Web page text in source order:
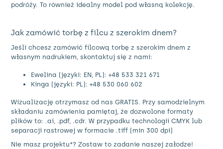
podróży. To również idealny model pod własną kolekcję.
Jak zamówić torbę z filcu z szerokim dnem?
Jeśli chcesz zamówić filcową torbę z szerokim dnem z
własnym nadrukiem, skontaktuj się z nami:
Ewelina (języki: EN, PL): +48 533 321 671
Kinga (języki: PL): +48 530 060 602
Wizualizację otrzymasz od nas GRATIS. Przy samodzielnym
składaniu zamówienia pamiętaj, że dozwolone formaty
plików to: .ai, .pdf, .cdr. W przypadku technologii CMYK lub
separacji rastrowej w formacie .tiff (min 300 dpi)
Nie masz projektu*? Zostaw to zadanie naszej załodze!